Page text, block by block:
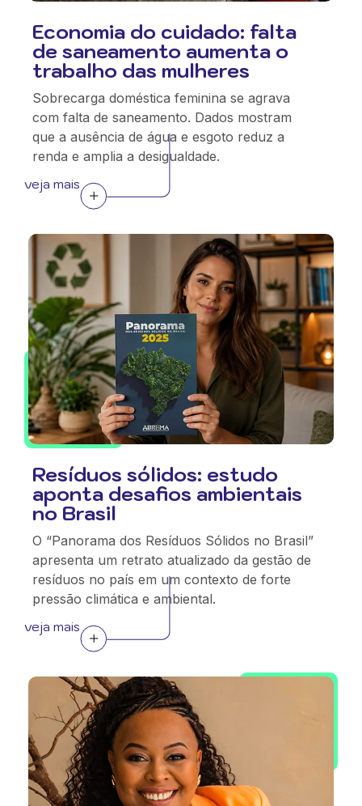
Economia do cuidado: falta
de saneamento aumenta o
trabalho das mulheres
Sobrecarga doméstica feminina se agrava
com falta de saneamento. Dados mostram
que a ausência de água e esgoto reduz a
renda e amplia a desigualdade.
veja mais
Resíduos sólidos: estudo
aponta desafios ambientais
no Brasil
O “Panorama dos Resíduos Sólidos no Brasil”
apresenta um retrato atualizado da gestão de
resíduos no país em um contexto de forte
pressão climática e ambiental.
veja mais